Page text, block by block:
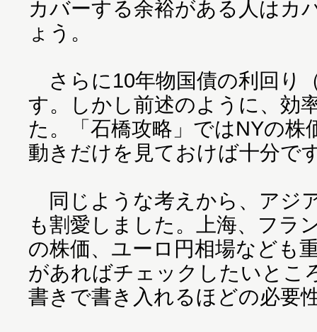
カバーする余裕がある人はカ
ょう。
さらに10年物国債の利回り
す。しかし前述のように、効
た。「石橋攻略」ではNYの株
動きだけを見ておけば十分で
同じような考えから、アジ
も割愛しました。上海、フラ
の株価、ユーロ円相場なども
があればチェックしたいとこ
書きで書き入れるほどの必要